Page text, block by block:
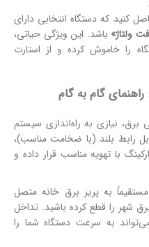
کنید که دستگاه انتخابی دارای
ولتاژ» باشد. این ویژگی حیاتی،
را خاموش کرده و از استارت
گام به گام
برق، نیازی به راه‌اندازی سیستم
رابط بلند (با ضخامت مناسب)،
با تهویه مناسب قرار داده و
به پریز برق خانه متصل
شهر را قطع کرده باشید. تداخل
به سرعت دستگاه شما را